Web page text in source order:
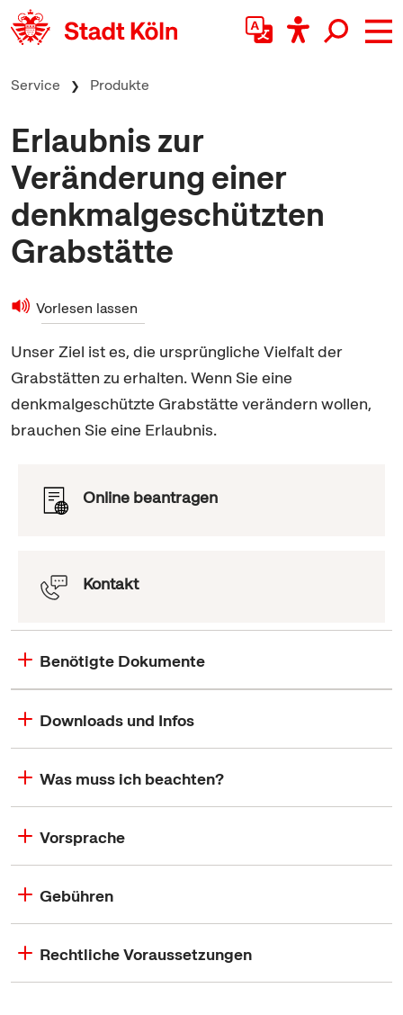
zum Inhalt springen
Service Produkte
Erlaubnis zur
Veränderung einer
denkmalgeschützten
Grabstätte
Vorlesen lassen
Unser Ziel ist es, die ursprüngliche Vielfalt der
Grabstätten zu erhalten. Wenn Sie eine
denkmalgeschützte Grabstätte verändern wollen,
brauchen Sie eine Erlaubnis.
Online beantragen
Kontakt
Benötigte Dokumente
Downloads und Infos
Was muss ich beachten?
Vorsprache
Gebühren
Rechtliche Voraussetzungen